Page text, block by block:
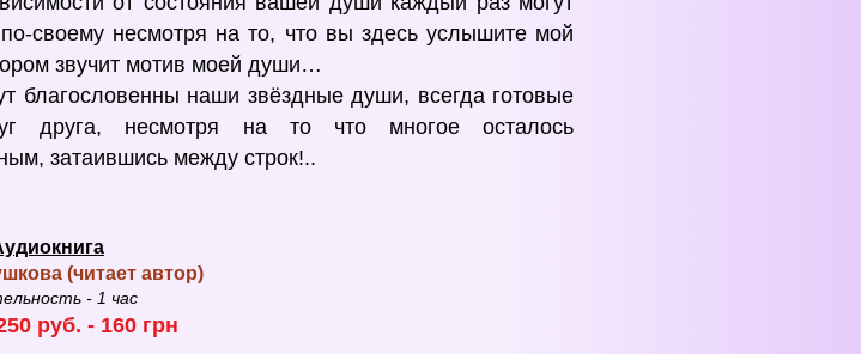
(читает автор)
- 1 час
0 руб. - 160 грн
по-своему несмотря на то, что вы здесь услышите мой
звучит мотив моей души…
благословенны наши звёздные души, всегда готовые
друга, несмотря на то что многое осталось
затаившись между строк!..